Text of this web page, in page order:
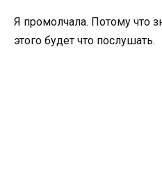
Я промолчала. Потому что
этого будет что послушать.